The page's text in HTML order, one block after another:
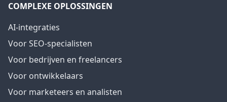
COMPLEXE OPLOSSINGEN
AI-integraties
Voor SEO-specialisten
Voor bedrijven en freelancers
Voor ontwikkelaars
Voor marketeers en analisten